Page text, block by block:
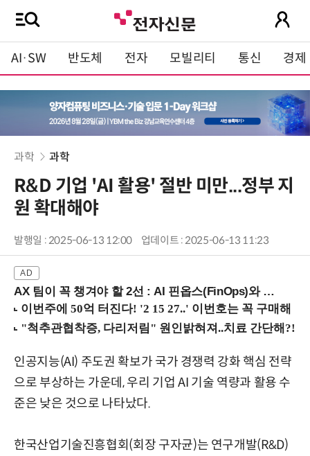
AI·SW 반도체 전자 모빌리티 통신 경제
과학 과학
R&D 기업 'AI 활용' 절반 미만...정부 지
원 확대해야
발행일 : 2025-06-13 12:00 업데이트 : 2025-06-13 11:23
AX 팀이 꼭 챙겨야 할 2선 : AI 핀옵스(FinOps)와 토큰 거버넌스 (8/21 잠실역)
인공지능(AI) 주도권 확보가 국가 경쟁력 강화 핵심 전략
으로 부상하는 가운데, 우리 기업 AI 기술 역량과 활용 수
준은 낮은 것으로 나타났다.
한국산업기술진흥협회(회장 구자균)는 연구개발(R&D)